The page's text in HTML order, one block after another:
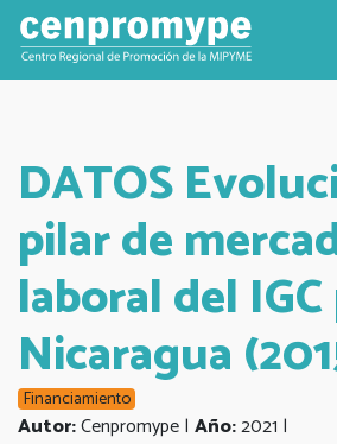
DATOS
pilar de
laboral del
Nicaragua
Financiamiento
Autor:Cenpromype | Año:2021 |